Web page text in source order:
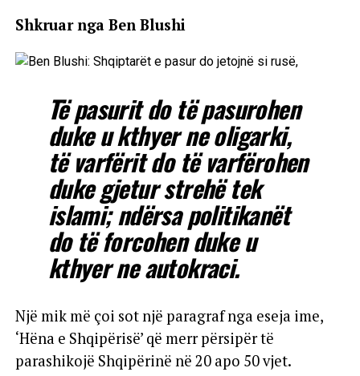
Shkruar nga Ben Blushi
Të pasurit do të pasurohen
duke u kthyer ne oligarki,
të varfërit do të varfërohen
duke gjetur strehë tek
islami; ndërsa politikanët
do të forcohen duke u
kthyer ne autokraci.
Një mik më çoi sot një paragraf nga eseja ime,
‘Hëna e Shqipërisë’ që merr përsipër të
parashikojë Shqipërinë në 20 apo 50 vjet.